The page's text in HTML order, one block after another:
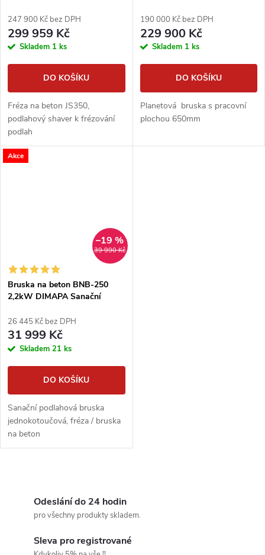
247 900 Kč bez DPH
299 959 Kč
Skladem 1 ks
DO KOŠÍKU
Fréza na beton JS350,
podlahový shaver k frézování
podlah
190 000 Kč bez DPH
229 900 Kč
Skladem 1 ks
DO KOŠÍKU
Planetová bruska s pracovní
plochou 650mm
Akce
39 990 Kč
–19 %
Bruska na beton BNB-250
2,2kW DIMAPA Sanační
26 445 Kč bez DPH
31 999 Kč
Skladem 21 ks
DO KOŠÍKU
Sanační podlahová bruska
jednokotoučová, fréza / bruska
na beton
Odeslání do 24 hodin
pro všechny produkty skladem.
Sleva pro registrované